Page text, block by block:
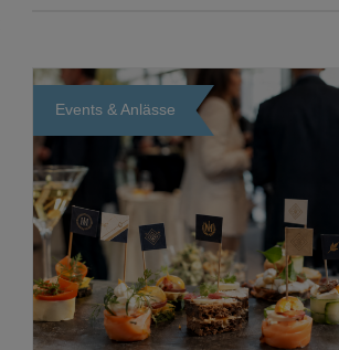
Events & Anlässe
Loading...